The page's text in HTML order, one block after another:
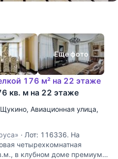
Еще фото
176 м² на 22 этаже
кв. м на 22 этаже
Щукино, Авиационная улица,
· Лот: 116336. На
четырехкомнатная
в клубном доме премиум-